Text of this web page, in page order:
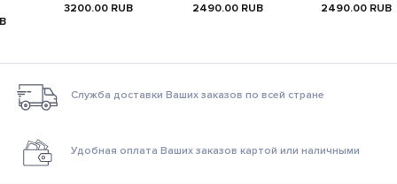
3200.00 RUB
2490.00 RUB
2490.00 RUB
Служба доставки Ваших заказов по всей стране
Удобная оплата Ваших заказов картой или наличными